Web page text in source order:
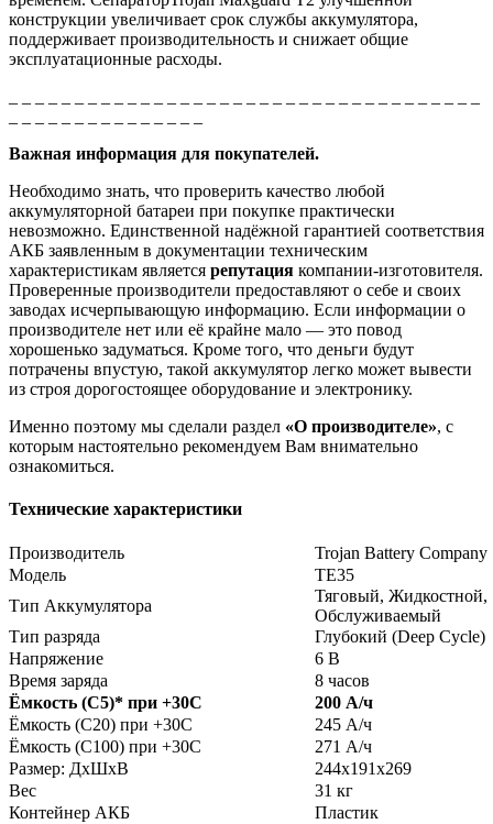
конструкции увеличивает срок службы аккумулятора,
поддерживает производительность и снижает общие
эксплуатационные расходы.
Важная информация для покупателей.
Необходимо знать, что проверить качество любой
аккумуляторной батареи при покупке практически
невозможно. Единственной надёжной гарантией соответствия
АКБ заявленным в документации техническим
характеристикам является репутация компании-изготовителя.
Проверенные производители предоставляют о себе и своих
заводах исчерпывающую информацию. Если информации о
производителе нет или её крайне мало — это повод
хорошенько задуматься. Кроме того, что деньги будут
потрачены впустую, такой аккумулятор легко может вывести
из строя дорогостоящее оборудование и электронику.
Именно поэтому мы сделали раздел «О производителе», с
которым настоятельно рекомендуем Вам внимательно
ознакомиться.
Технические характеристики
Производитель
Trojan Battery Company
Модель
TE35
Тип Аккумулятора
Тяговый, Жидкостной,
Обслуживаемый
Тип разряда
Глубокий (Deep Cycle)
Напряжение
6 В
Время заряда
8 часов
Ёмкость (С5)* при +30С
200 А/ч
Ёмкость (С20) при +30С
245 А/ч
Ёмкость (С100) при +30С
271 А/ч
Размер: ДхШхВ
244х191х269
Вес
31 кг
Контейнер АКБ
Пластик